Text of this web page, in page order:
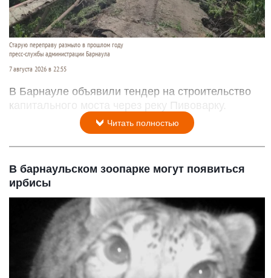
Новый мост через реку Пивоварку планируют
построить в Барнауле
Старую переправу размыло в прошлом году
пресс-службы администрации Барнаула
7 августа 2026 в 22:55
В Барнауле объявили тендер на строительство
капитального моста через реку Пивоварку.